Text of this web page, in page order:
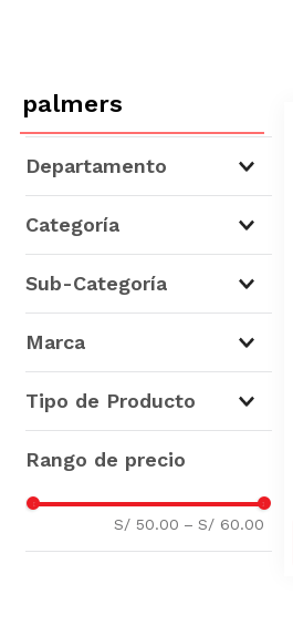
palmers
Departamento
Categoría
Sub-Categoría
Marca
Tipo de Producto
S/ 50.00 – S/ 60.00